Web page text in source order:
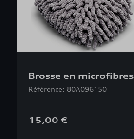
Brosse en microfibres
Référence: 80A096150
15,00 €